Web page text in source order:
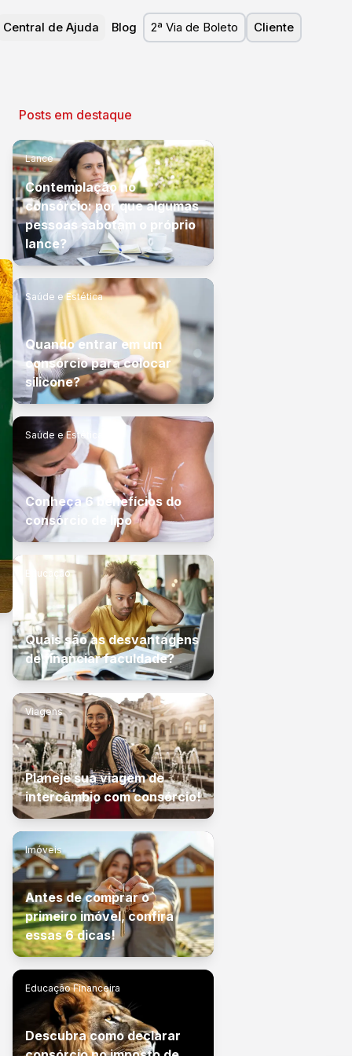
Central de Ajuda Blog 2ª Via de Boleto Cliente
Posts em destaque
Lance
Contemplação no
consórcio: por que algumas
pessoas sabotam o próprio
lance?
Saúde e Estética
Quando entrar em um
consórcio para colocar
silicone?
Saúde e Estética
Conheça 6 benefícios do
consórcio de lipo
Educação
Quais são as desvantagens
de financiar faculdade?
Viagens
Planeje sua viagem de
intercâmbio com consórcio!
Imóveis
Antes de comprar o
primeiro imóvel, confira
essas 6 dicas!
Educação Financeira
Descubra como declarar